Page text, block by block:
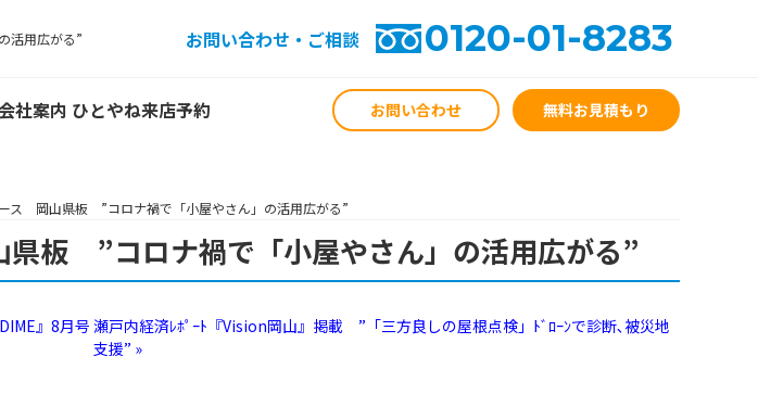
活用広がる” お問い合わせ・ご相談 0120-01-8283
会社案内 ひとやね来店予約 お問い合わせ 無料お見積もり
ス 岡山県板 ”コロナ禍で「小屋やさん」の活用広がる”
板 ”コロナ禍で「小屋やさん」の活用広がる”
』8月号 瀬戸内経済ﾚﾎﾟｰﾄ『Vision岡山』掲載 ”「三方良しの屋根点検」ﾄﾞﾛｰﾝで診断､被災地
支援” »